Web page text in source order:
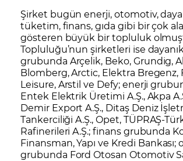
Şirket bugün enerji, otomotiv,
tüketim, finans, gıda gibi bir çok
gösteren büyük bir topluluk
Topluluğu’nun şirketleri ise
grubunda Arçelik, Beko, Grundig,
Blomberg, Arctic, Elektra Bregenz,
Leisure, Arstil ve Defy; enerji
Entek Elektrik Üretimi A.Ş., Akpa
Demir Export A.Ş., Ditaş Deniz
Tankerciliği A.Ş., Opet, TÜPRAŞ-
Rafinerileri A.Ş.; finans grubunda
Finansman, Yapı ve Kredi
grubunda Ford Otosan Otomotiv